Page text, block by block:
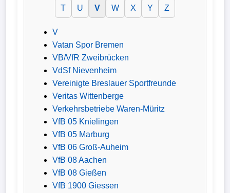
Wechselgerüchte
Verletzungspech
Frauenfußball
Sportnews
eSports
T U V W X Y Z
V
Vatan Spor Bremen
VB/VfR Zweibrücken
VdSf Nievenheim
Vereinigte Breslauer Sportfreunde
Veritas Wittenberge
Verkehrsbetriebe Waren-Müritz
VfB 05 Knielingen
VfB 05 Marburg
VfB 06 Groß-Auheim
VfB 08 Aachen
VfB 08 Gießen
VfB 1900 Giessen